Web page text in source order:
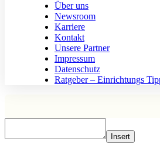
Über uns
Newsroom
Karriere
Kontakt
Unsere Partner
Impressum
Datenschutz
Ratgeber – Einrichtungs
Insert